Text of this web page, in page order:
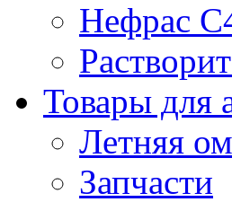
Нефрас
Товары для
Летняя
Запчасти